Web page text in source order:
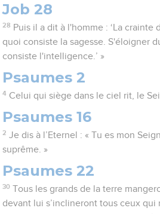
Job 28
28 Puis il a dit à l'homme : ‘La crainte
quoi consiste la sagesse. S'éloigner
consiste l'intelligence.’ »
Psaumes 2
4 Celui qui siège dans le ciel rit, le
Psaumes 16
2 Je dis à l’Eternel : « Tu es mon
suprême. »
Psaumes 22
30 Tous les grands de la terre
devant lui s’inclineront tous ceux qui